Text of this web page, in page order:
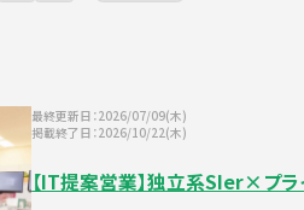
最終更新日：2026/07/09(木)
掲載終了日：2026/10/22(木)
【IT提案営業】独立系SIer×プ